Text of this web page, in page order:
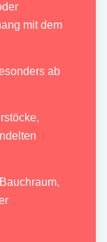
mit dem
ab